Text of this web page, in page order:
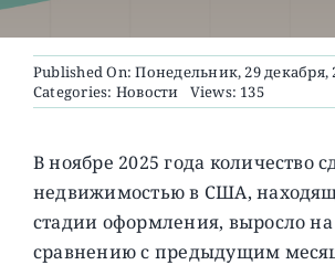
Published On: Понедельник, 29 декабря,
Categories: Новости Views: 135
В ноябре 2025 года количество
недвижимостью в США,
стадии оформления, выросло на
сравнению с предыдущим